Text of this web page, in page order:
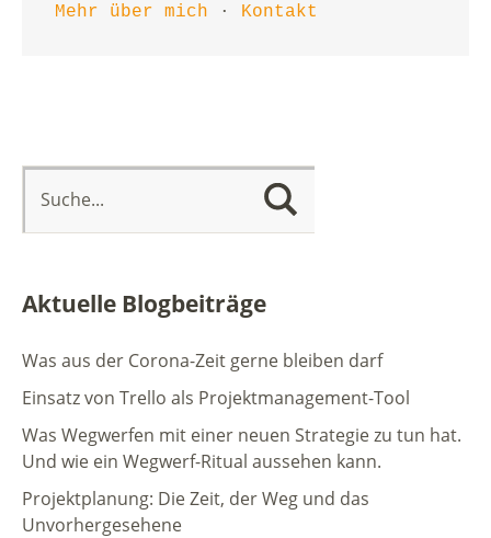
Mehr über mich · Kontakt
Aktuelle Blogbeiträge
Was aus der Corona-Zeit gerne bleiben darf
Einsatz von Trello als Projektmanagement-Tool
Was Wegwerfen mit einer neuen Strategie zu tun hat.
Und wie ein Wegwerf-Ritual aussehen kann.
Projektplanung: Die Zeit, der Weg und das
Unvorhergesehene